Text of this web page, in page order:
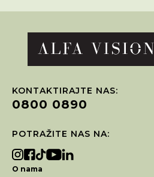
KONTAKTIRAJTE NAS:
0800 0890
POTRAŽITE NAS NA:
O nama